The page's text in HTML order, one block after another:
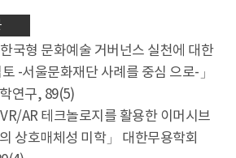
국형 문화예술 거버넌스 실천에 대한
-서울문화재단 사례를 중심 으로-」
연구, 89(5)
AR 테크놀로지를 활용한 이머시브
상호매체성 미학」 대한무용학회